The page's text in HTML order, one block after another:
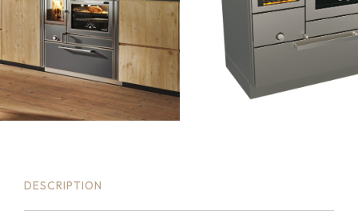
DESCRIPTION